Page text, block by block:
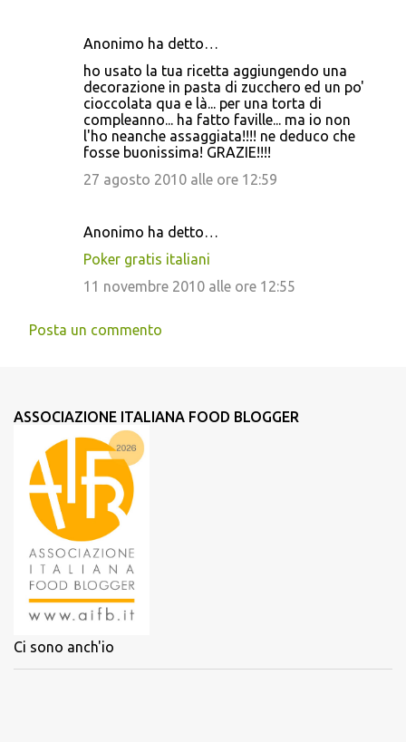
Anonimo ha detto…
ho usato la tua ricetta aggiungendo una
decorazione in pasta di zucchero ed un po'
cioccolata qua e là... per una torta di
compleanno... ha fatto faville... ma io non
l'ho neanche assaggiata!!!! ne deduco che
fosse buonissima! GRAZIE!!!!
27 agosto 2010 alle ore 12:59
Anonimo ha detto…
Poker gratis italiani
11 novembre 2010 alle ore 12:55
Posta un commento
ASSOCIAZIONE ITALIANA FOOD BLOGGER
Ci sono anch'io